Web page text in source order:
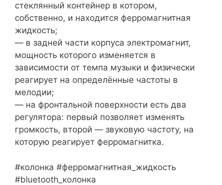
стеклянный контейнер в котором,
собственно, и находится ферромагнитная
жидкость;
— в задней части корпуса электромагнит,
мощность которого изменяется в
зависимости от темпа музыки и физически
реагирует на определённые частоты в
мелодии;
— на фронтальной поверхности есть два
регулятора: первый позволяет изменять
громкость, второй — звуковую частоту, на
которую реагирует ферромагнитка.
#колонка #ферромагнитная_жидкость
#bluetooth_колонка